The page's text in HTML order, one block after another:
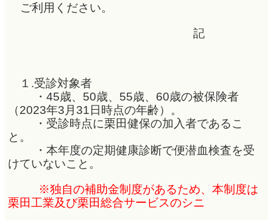
ご利用ください。
記
１.受診対象者
・45歳、50歳、55歳、60歳の被保険者
（2023年3月31日時点の年齢）。
・受診時点に栗田健保の加入者であるこ
と。
・本年度の定期健康診断で便潜血検査を受
けていないこと。
※独自の補助金制度があるため、本制度は
栗田工業及び栗田総合サービスのシニ